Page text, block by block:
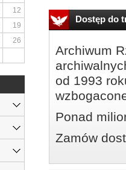
Dostęp do
Archiwum
od 1993
Ponad
Zamów
12
19
26